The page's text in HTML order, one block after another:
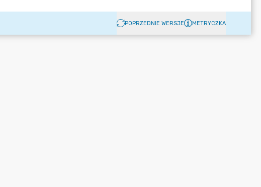
POPRZEDNIE WERSJE METRYCZKA